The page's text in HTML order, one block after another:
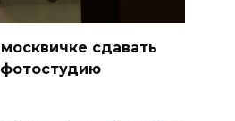
сдавать